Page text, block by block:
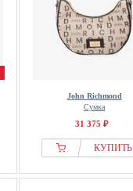
John Richmond
Сумка
31 375 ₽
КУПИТЬ